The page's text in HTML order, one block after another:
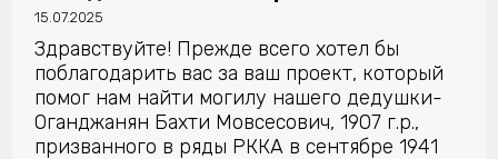
15.07.2025
Здравствуйте! Прежде всего хотел бы
поблагодарить вас за ваш проект, который
помог нам найти могилу нашего дедушки-
Оганджанян Бахти Мовсесович, 1907 г.р.,
призванного в ряды РККА в сентябре 1941